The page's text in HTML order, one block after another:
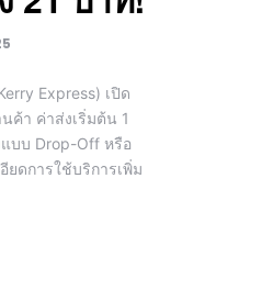
Express) เปิด
ค้า ค่าส่งเริ่มต้น 1
แบบ Drop-Off หรือ
ยดการใช้บริการเพิ่ม